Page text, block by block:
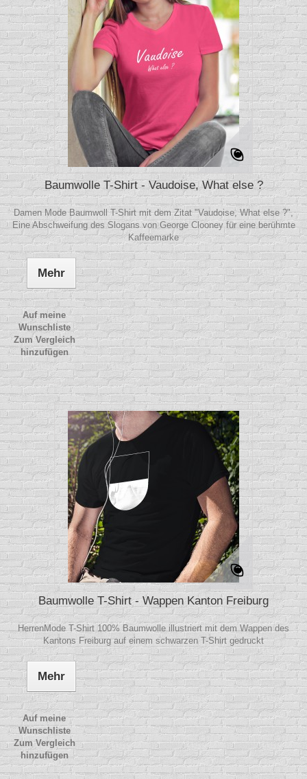
Baumwolle T-Shirt - Vaudoise, What else ?
Damen Mode Baumwoll T-Shirt mit dem Zitat "Vaudoise, What else ?",
Eine Abschweifung des Slogans von George Clooney für eine berühmte
Kaffeemarke
Mehr
Auf meine
Wunschliste
Zum Vergleich
hinzufügen
Baumwolle T-Shirt - Wappen Kanton Freiburg
HerrenMode T-Shirt 100% Baumwolle illustriert mit dem Wappen des
Kantons Freiburg auf einem schwarzen T-Shirt gedruckt
Mehr
Auf meine
Wunschliste
Zum Vergleich
hinzufügen